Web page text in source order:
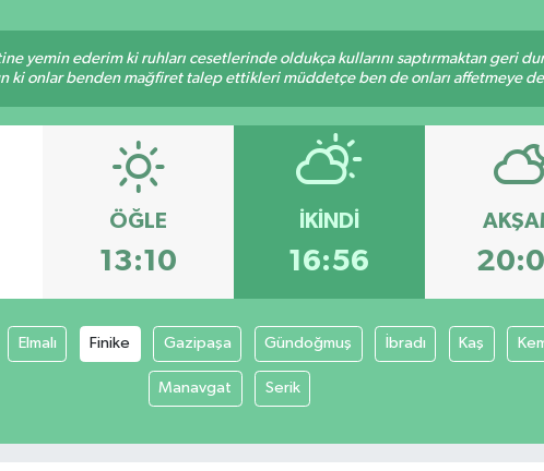
yemin ederim ki ruhları cesetlerinde oldukça kullarını saptırmaktan geri
ki onlar benden mağfiret talep ettikleri müddetçe ben de onları affetmeye
ÖĞLE
13:10
İKINDI
16:56
Elmalı Finike Gazipaşa Gündoğmuş İbradı Kaş
Manavgat Serik